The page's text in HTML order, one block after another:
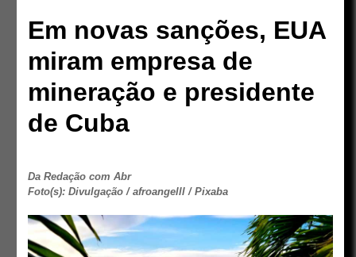
Em novas sanções, EUA
miram empresa de
mineração e presidente
de Cuba
Da Redação com Abr
Foto(s): Divulgação / afroangelll / Pixaba